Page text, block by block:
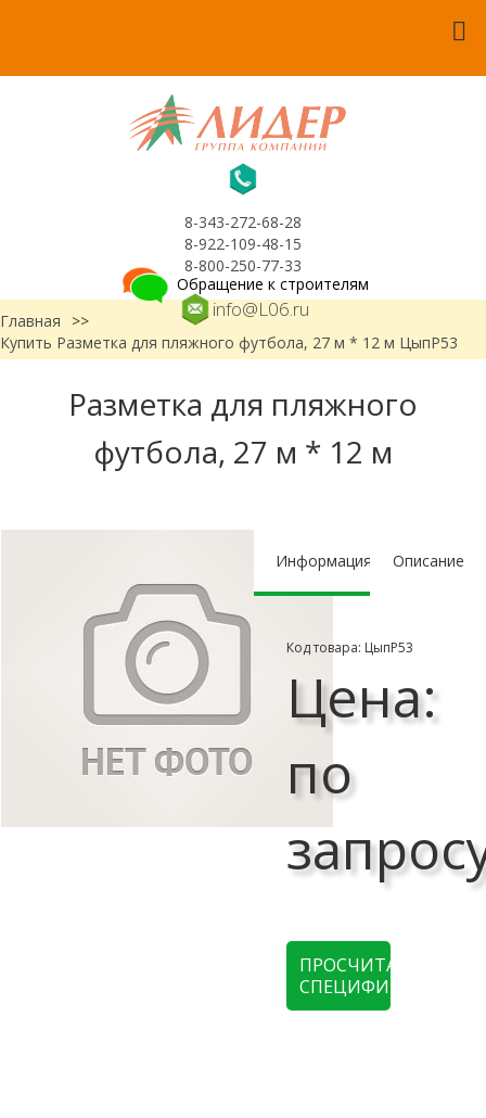
8-343-272-68-28
8-922-109-48-15
8-800-250-77-33
info@L06.ru
Обращение к строителям
Главная
>>
Купить Разметка для пляжного футбола, 27 м * 12 м ЦыпР53
Разметка для пляжного
футбола, 27 м * 12 м
Информация Описание
Код товара: ЦыпР53
Цена:
по
ПРОСЧИТАТЬ
СПЕЦИФИКАЦИЮ